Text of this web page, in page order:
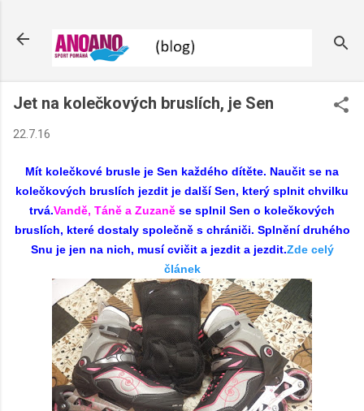
Jet na kolečkových bruslích, je Sen
22.7.16
Mít kolečkové brusle je Sen každého dítěte. Naučit se na
kolečkových bruslích jezdit je další Sen, který splnit chvilku
trvá.Vandě, Táně a Zuzaně se splnil Sen o kolečkových
bruslích, které dostaly společně s chrániči. Splnění druhého
Snu je jen na nich, musí cvičit a jezdit a jezdit.Zde celý
článek